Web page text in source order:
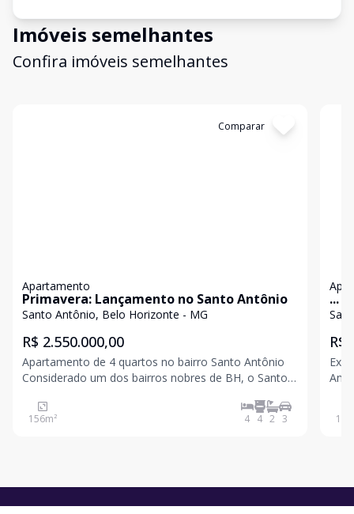
Imóveis semelhantes
Confira imóveis semelhantes
Comparar
Apartamento
Primavera: Lançamento no Santo Antônio
Santo Antônio, Belo Horizonte - MG
R$ 2.550.000,00
Apartamento de 4 quartos no bairro Santo Antônio
Considerado um dos bairros nobres de BH, o Santo
perto de tudo. Localizado na Região CentroSul de
Belo Horizonte, ele oferece boa qualidade de vida e é
156m² 4 4 2 3
...
R$
Horizonte.
150